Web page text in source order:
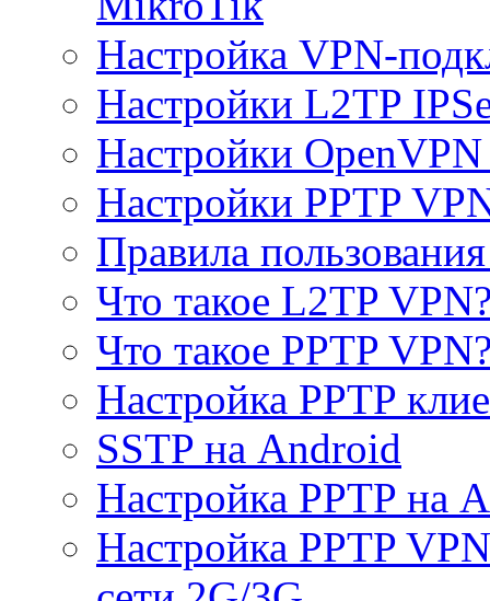
Настройка VPN-
Настройки L2TP
Настройки
Настройки PPTP
Правила
Что такое L2TP
Что такое PPTP
Настройка PPTP
SSTP на Android
Настройка PPTP на
Настройка PPTP